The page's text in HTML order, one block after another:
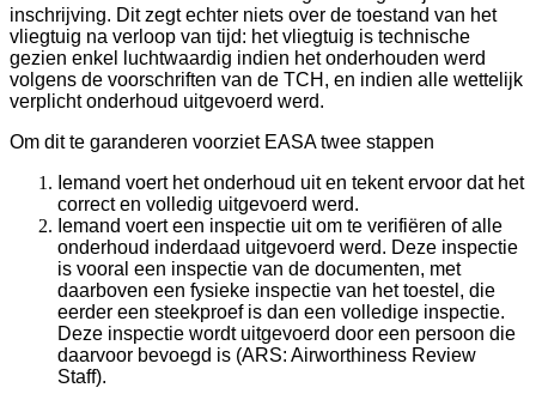
inschrijving. Dit zegt echter niets over de toestand van het
vliegtuig na verloop van tijd: het vliegtuig is technische
gezien enkel luchtwaardig indien het onderhouden werd
volgens de voorschriften van de TCH, en indien alle wettelijk
verplicht onderhoud uitgevoerd werd.
Om dit te garanderen voorziet EASA twee stappen
Iemand voert het onderhoud uit en tekent ervoor dat het
correct en volledig uitgevoerd werd.
Iemand voert een inspectie uit om te verifiëren of alle
onderhoud inderdaad uitgevoerd werd. Deze inspectie
is vooral een inspectie van de documenten, met
daarboven een fysieke inspectie van het toestel, die
eerder een steekproef is dan een volledige inspectie.
Deze inspectie wordt uitgevoerd door een persoon die
daarvoor bevoegd is (ARS: Airworthiness Review
Staff).